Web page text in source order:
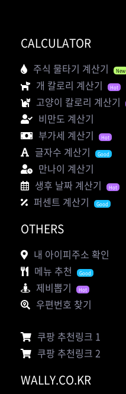
CALCULATOR
주식 물타기 계산기 New
개 칼로리 계산기 Hot
고양이 칼로리 계산기
비만도 계산기
부가세 계산기
Hot
글자수 계산기 Good
만나이 계산기
생후 날짜 계산기
Hot
퍼센트 계산기 Good
OTHERS
내 아이피주소 확인
메뉴 추천
Good
제비뽑기 Hot
우편번호 찾기
쿠팡 추천링크 1
쿠팡 추천링크 2
WALLY.CO.KR